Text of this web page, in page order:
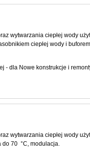
wytwarzania ciepłej wody
ciepłej wody i
- dla Nowe konstrukcje i
wytwarzania ciepłej wody
do 70 °C, modulacja.